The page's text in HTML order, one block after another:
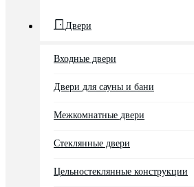
Двери
Входные двери
Двери для сауны и бани
Межкомнатные двери
Стеклянные двери
Цельностеклянные конструкции